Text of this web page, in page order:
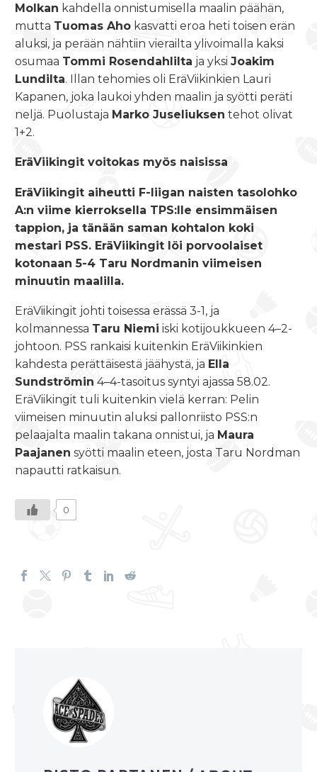
Molkan kahdella onnistumisella maalin päähän,
mutta Tuomas Aho kasvatti eroa heti toisen erän
aluksi, ja perään nähtiin vierailta ylivoimalla kaksi
osumaa Tommi Rosendahlilta ja yksi Joakim
Lundilta. Illan tehomies oli EräViikinkien Lauri
Kapanen, joka laukoi yhden maalin ja syötti peräti
neljä. Puolustaja Marko Juseliuksen tehot olivat
1+2.
EräViikingit voitokas myös naisissa
EräViikingit aiheutti F-liigan naisten tasolohko
A:n viime kierroksella TPS:lle ensimmäisen
tappion, ja tänään saman kohtalon koki
mestari PSS. EräViikingit löi porvoolaiset
kotonaan 5-4 Taru Nordmanin viimeisen
minuutin maalilla.
EräViikingit johti toisessa erässä 3-1, ja
kolmannessa Taru Niemi iski kotijoukkueen 4–2-
johtoon. PSS rankaisi kuitenkin EräViikinkien
kahdesta perättäisestä jäähystä, ja Ella
Sundströmin 4–4-tasoitus syntyi ajassa 58.02.
EräViikingit tuli kuitenkin vielä kerran: Pelin
viimeisen minuutin aluksi pallonriisto PSS:n
pelaajalta maalin takana onnistui, ja Maura
Paajanen syötti maalin eteen, josta Taru Nordman
napautti ratkaisun.
0